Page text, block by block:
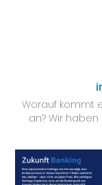
Worauf kommt
an?Wir haben